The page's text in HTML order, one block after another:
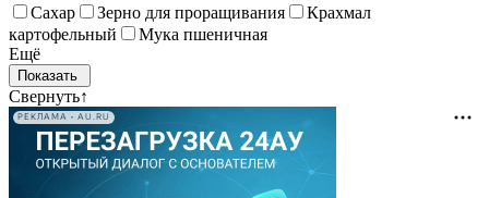
Сахар Зерно для проращивания
Крахмал
картофельный
Мука пшеничная
Ещё
Свернуть↑
РЕКЛАМА • AU.RU